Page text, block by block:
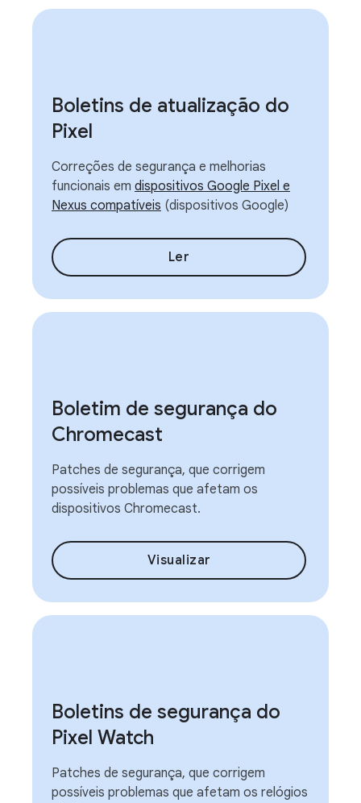
Boletins de atualização do
Pixel
Correções de segurança e melhorias
funcionais em dispositivos Google Pixel e
Nexus compatíveis (dispositivos Google)
Ler
Boletim de segurança do
Chromecast
Patches de segurança, que corrigem
possíveis problemas que afetam os
dispositivos Chromecast.
Visualizar
Boletins de segurança do
Pixel Watch
Patches de segurança, que corrigem
possíveis problemas que afetam os relógios